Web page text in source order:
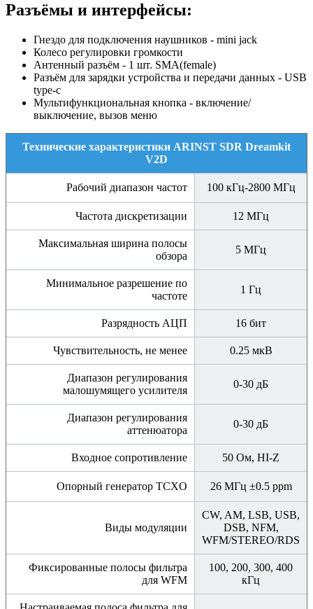
Разъёмы и интерфейсы:
Гнездо для подключения наушников - mini jack
Колесо регулировки громкости
Антенный разъём - 1 шт. SMA(female)
Разъём для зарядки устройства и передачи данных - USB
type-c
Мультифункциональная кнопка - включение/
выключение, вызов меню
Технические характеристики ARINST SDR Dreamkit
V2D
Рабочий диапазон частот 100 кГц-2800 МГц
Частота дискретизации 12 МГц
Максимальная ширина полосы
обзора
5 МГц
Минимальное разрешение по
частоте
1 Гц
Разрядность АЦП 16 бит
Чувствительность, не менее 0.25 мкВ
Диапазон регулирования
малошумящего усилителя
0-30 дБ
Диапазон регулирования
аттенюатора
0-30 дБ
Входное сопротивление 50 Ом, HI-Z
Опорный генератор TCXO 26 МГц ±0.5 ppm
Виды модуляции
CW, AM, LSB, USB,
DSB, NFM,
WFM/STEREO/RDS
Фиксированные полосы фильтра
для WFM
100, 200, 300, 400
кГц